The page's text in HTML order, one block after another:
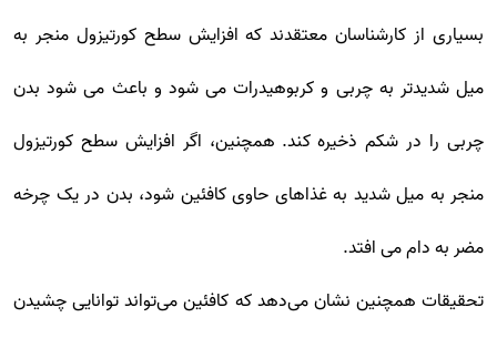
بسیاری از کارشناسان معتقدند که افزایش سطح کورتیزول منجر به
میل شدیدتر به چربی و کربوهیدرات می شود و باعث می شود بدن
چربی را در شکم ذخیره کند. همچنین، اگر افزایش سطح کورتیزول
منجر به میل شدید به غذاهای حاوی کافئین شود، بدن در یک چرخه
مضر به دام می افتد.
تحقیقات همچنین نشان می‌دهد که کافئین می‌تواند توانایی چشیدن